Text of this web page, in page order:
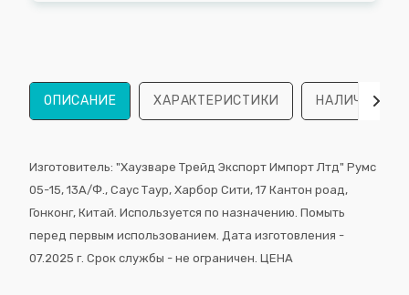
ОПИСАНИЕ ХАРАКТЕРИСТИКИ НАЛИЧИЕ
Изготовитель: "Хаузваре Трейд Экспорт Импорт Лтд" Румс
05-15, 13A/Ф., Саус Таур, Харбор Сити, 17 Кантон роад,
Гонконг, Китай. Используется по назначению. Помыть
перед первым использованием. Дата изготовления -
07.2025 г. Срок службы - не ограничен. ЦЕНА